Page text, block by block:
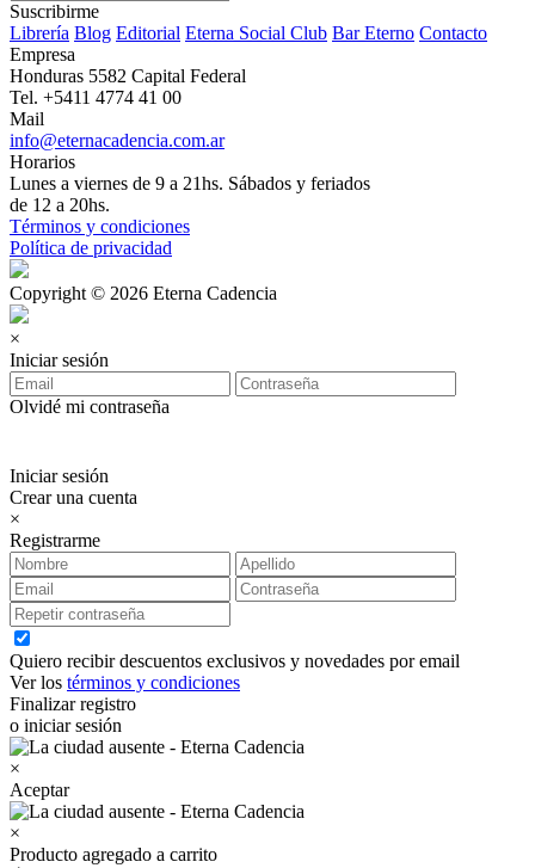
Suscribirme
Librería Blog Editorial Eterna Social Club Bar Eterno Contacto
Empresa
Honduras 5582 Capital Federal
Tel. +5411 4774 41 00
Mail
info@eternacadencia.com.ar
Horarios
Lunes a viernes de 9 a 21hs. Sábados y feriados
de 12 a 20hs.
Términos y condiciones
Política de privacidad
Copyright © 2026 Eterna Cadencia
×
Iniciar sesión
Olvidé mi contraseña
Iniciar sesión
Crear una cuenta
×
Registrarme
Quiero recibir descuentos exclusivos y novedades por email
Ver los términos y condiciones
Finalizar registro
o iniciar sesión
×
Aceptar
×
Producto agregado a carrito